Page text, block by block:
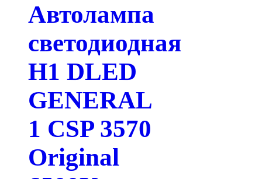
Автолампа
светодиодная
H1 DLED
GENERAL
1 CSP 3570
Original